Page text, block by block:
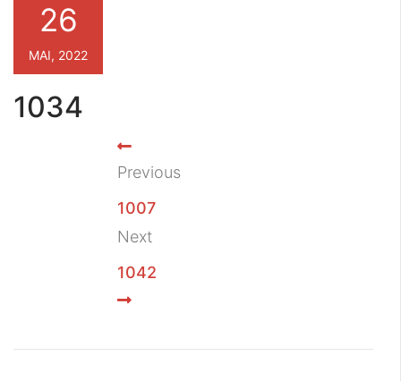
1034
26
MAI, 2022
Previous
1007
Next
1042